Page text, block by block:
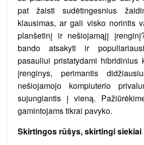
pat žaisti sudėtingesnius
klausimas, ar gali visko norintis
planšetinį ir nešiojamąjį
bando atsakyti ir
pasauliui pristatydami hibridinius
įrenginys, perimantis
nešiojamojo kompiuterio
sujungiantis į vieną.
gamintojams tikrai pavyko.
Skirtingos rūšys, skirtingi siekiai